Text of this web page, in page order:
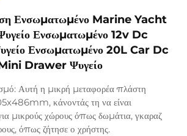
Ενσωματωμένο Marine Yacht
Ενσωματωμένο 12v Dc
Ενσωματωμένο 20L Car Dc
Drawer Ψυγείο
Αυτή η μικρή μεταφορέα πλάστη
κάνοντάς τη να είναι
μικρούς χώρους όπως δωμάτια, γκαραζ
όπως ζήτησε ο χρήστης.